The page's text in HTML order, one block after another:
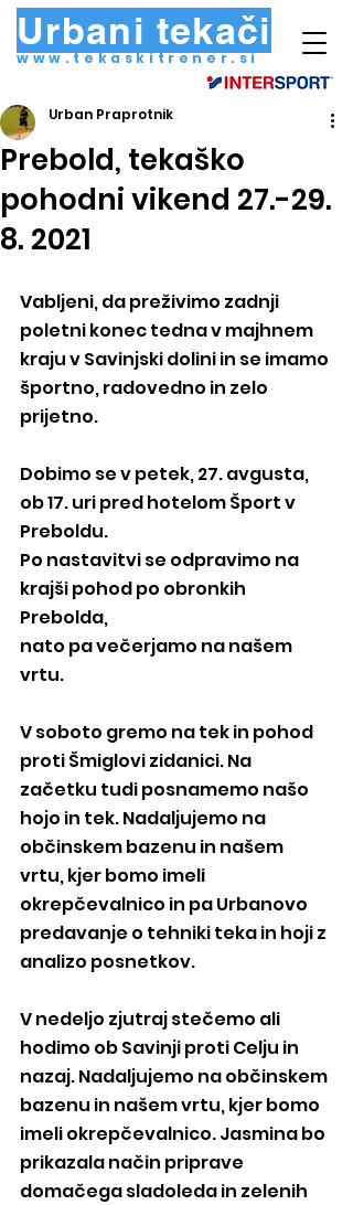
Urbani tekači
www.tekaskitrener.si
Prebold, tekaško
pohodni vikend 27.-29.
8. 2021
Urban Praprotnik
Vabljeni, da preživimo zadnji
poletni konec tedna v majhnem
kraju v Savinjski dolini in se imamo
športno, radovedno in zelo
prijetno.
Dobimo se v petek, 27. avgusta,
ob 17. uri pred hotelom Šport v
Preboldu.
Po nastavitvi se odpravimo na
krajši pohod po obronkih
Prebolda,
nato pa večerjamo na našem
vrtu.
V soboto gremo na tek in pohod
proti Šmiglovi zidanici. Na
začetku tudi posnamemo našo
hojo in tek. Nadaljujemo na
občinskem bazenu in našem
vrtu, kjer bomo imeli
okrepčevalnico in pa Urbanovo
predavanje o tehniki teka in hoji z
analizo posnetkov.
V nedeljo zjutraj stečemo ali
hodimo ob Savinji proti Celju in
nazaj. Nadaljujemo na občinskem
bazenu in našem vrtu, kjer bomo
imeli okrepčevalnico. Jasmina bo
prikazala način priprave
domačega sladoleda in zelenih